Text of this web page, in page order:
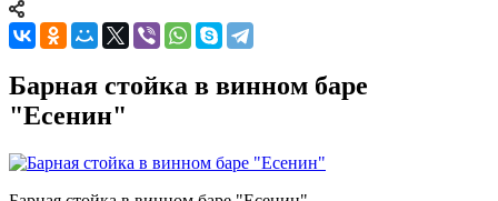
Барная стойка в винном баре
"Есенин"